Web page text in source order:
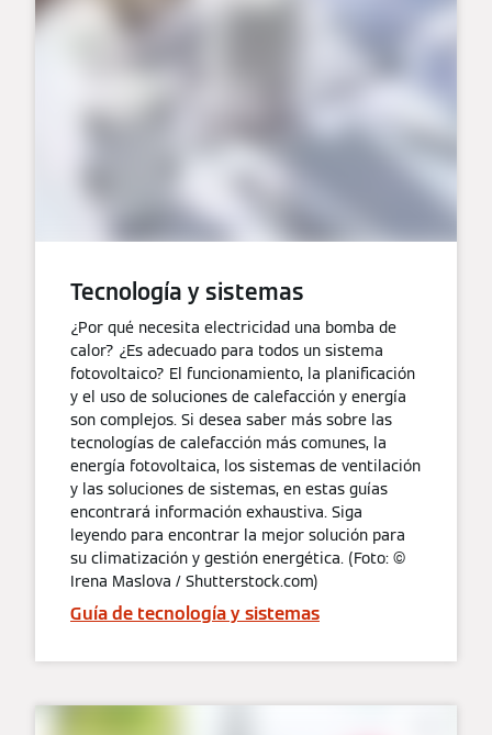
Tecnología y sistemas
¿Por qué necesita electricidad una bomba de
calor? ¿Es adecuado para todos un sistema
fotovoltaico? El funcionamiento, la planificación
y el uso de soluciones de calefacción y energía
son complejos. Si desea saber más sobre las
tecnologías de calefacción más comunes, la
energía fotovoltaica, los sistemas de ventilación
y las soluciones de sistemas, en estas guías
encontrará información exhaustiva. Siga
leyendo para encontrar la mejor solución para
su climatización y gestión energética. (Foto: ©
Irena Maslova / Shutterstock.com)
Guía de tecnología y sistemas